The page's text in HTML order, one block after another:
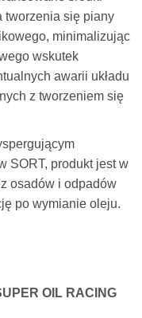
tworzenia się piany
minimalizując
wskutek
awarii układu
z tworzeniem się
SORT, produkt jest w
osadów i odpadów
po wymianie oleju.
OIL RACING